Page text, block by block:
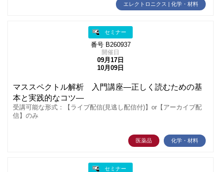
エレクトロニクス | 化学・材料
セミナー
番号 B260937
開催日
09月17日
10月09日
マススペクトル解析 入門講座―正しく読むための基
本と実践的なコツ―
受講可能な形式：【ライブ配信(見逃し配信付)】or【アーカイブ配
信】のみ
医薬品 化学・材料
セミナー